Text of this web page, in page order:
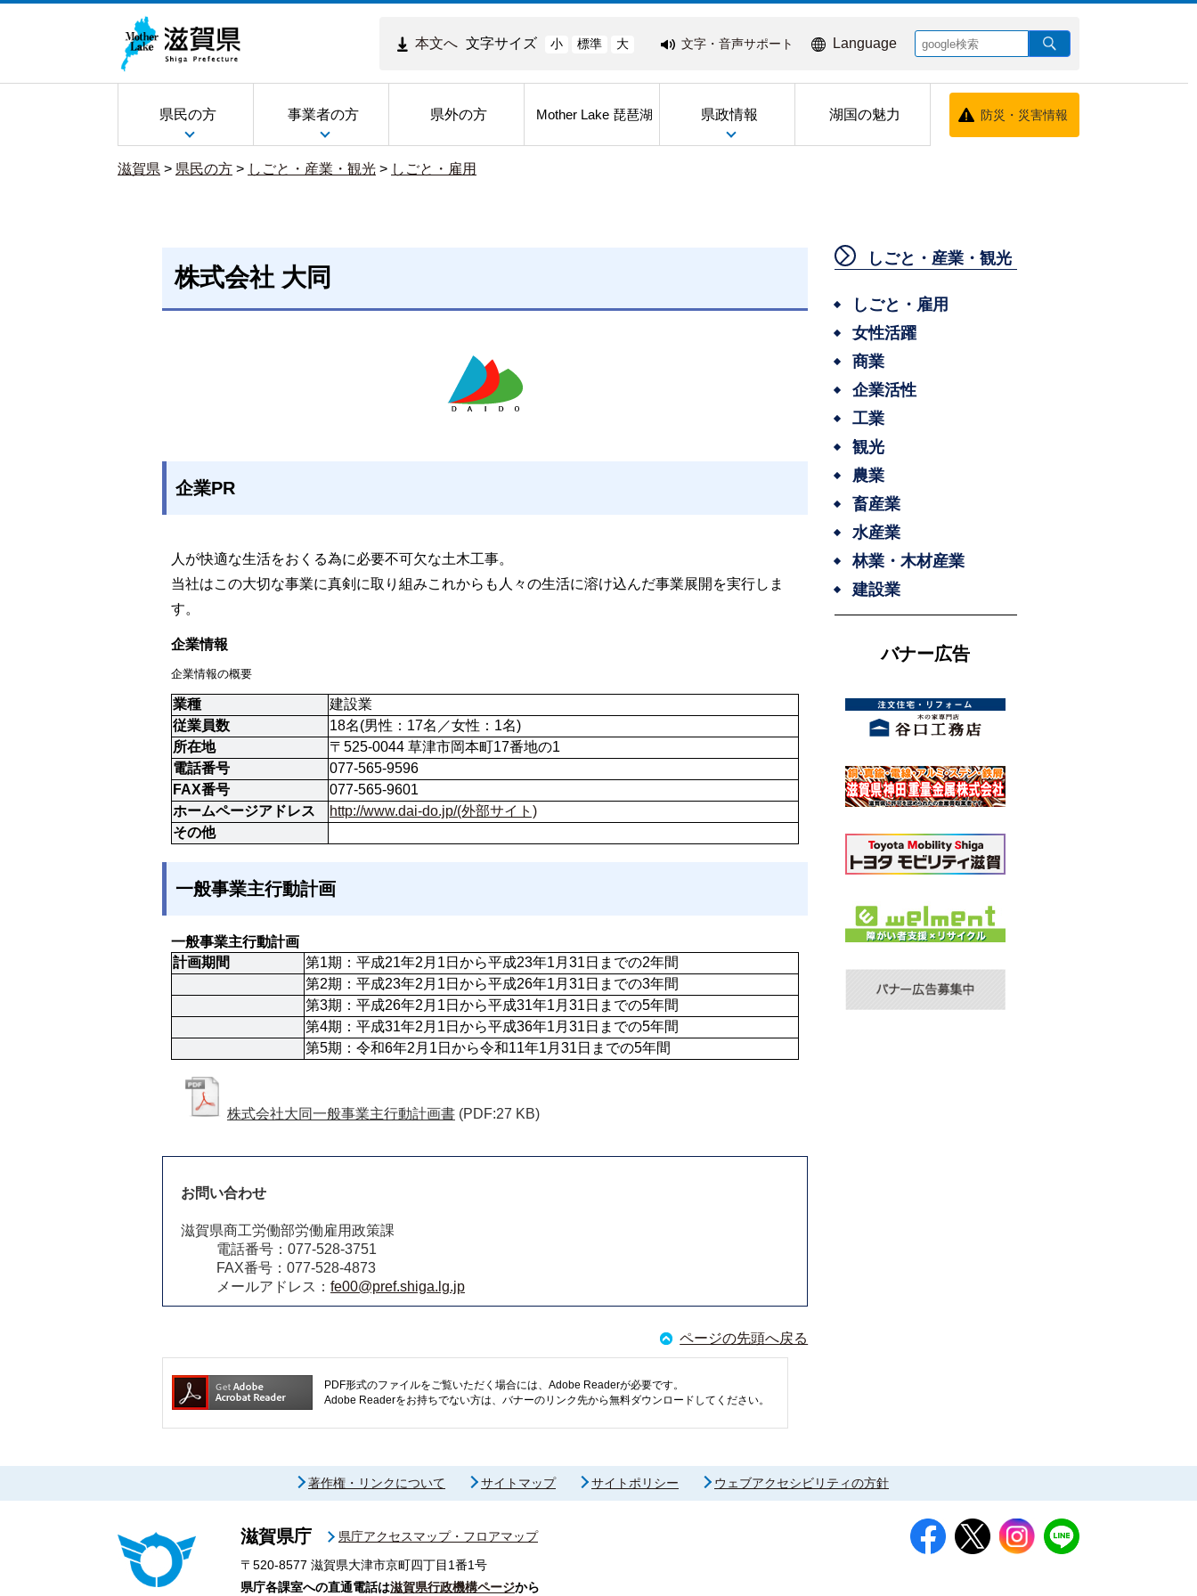
本文へ 文字サイズ 小 標準 大 文字・音声サポート Language
県民の方 事業者の方 県外の方 Mother Lake 琵琶湖 県政情報 湖国の魅力 防災・災害情報
滋賀県 > 県民の方 > しごと・産業・観光 > しごと・雇用
株式会社 大同
企業PR
人が快適な生活をおくる為に必要不可欠な土木工事。
当社はこの大切な事業に真剣に取り組みこれからも人々の生活に溶け込んだ事業展開を実行しま
す。
企業情報
企業情報の概要
業種
建設業
従業員数
18名(男性：17名／女性：1名)
所在地
〒525-0044 草津市岡本町17番地の1
電話番号
077-565-9596
FAX番号
077-565-9601
ホームページアドレス
http://www.dai-do.jp/(外部サイト)
その他
一般事業主行動計画
一般事業主行動計画
計画期間
第1期：平成21年2月1日から平成23年1月31日までの2年間
第2期：平成23年2月1日から平成26年1月31日までの3年間
第3期：平成26年2月1日から平成31年1月31日までの5年間
第4期：平成31年2月1日から平成36年1月31日までの5年間
第5期：令和6年2月1日から令和11年1月31日までの5年間
株式会社大同一般事業主行動計画書 (PDF:27 KB)
お問い合わせ
滋賀県商工労働部労働雇用政策課
電話番号：077-528-3751
FAX番号：077-528-4873
メールアドレス： fe00@pref.shiga.lg.jp
ページの先頭へ戻る
PDF形式のファイルをご覧いただく場合には、Adobe Readerが必要です。
Adobe Readerをお持ちでない方は、バナーのリンク先から無料ダウンロードしてください。
しごと・産業・観光
しごと・雇用
女性活躍
商業
企業活性
工業
観光
農業
畜産業
水産業
林業・木材産業
建設業
バナー広告
著作権・リンクについて サイトマップ サイトポリシー ウェブアクセシビリティの方針
滋賀県庁
県庁アクセスマップ・フロアマップ
〒520-8577 滋賀県大津市京町四丁目1番1号
県庁各課室への直通電話は滋賀県行政機構ページから